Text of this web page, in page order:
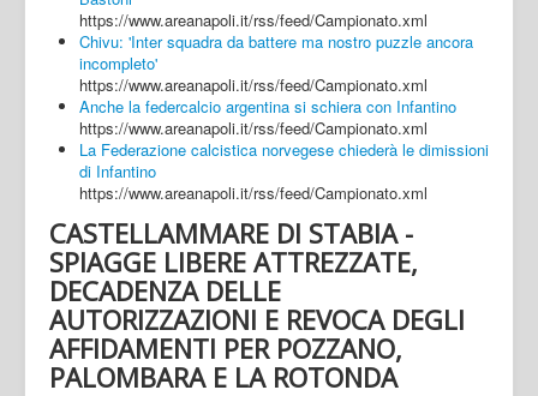
https://www.areanapoli.it/rss/feed/Campionato.xml
Chivu: 'Inter squadra da battere ma nostro puzzle ancora
incompleto'
https://www.areanapoli.it/rss/feed/Campionato.xml
Anche la federcalcio argentina si schiera con Infantino
https://www.areanapoli.it/rss/feed/Campionato.xml
La Federazione calcistica norvegese chiederà le dimissioni
di Infantino
https://www.areanapoli.it/rss/feed/Campionato.xml
CASTELLAMMARE DI STABIA -
SPIAGGE LIBERE ATTREZZATE,
DECADENZA DELLE
AUTORIZZAZIONI E REVOCA DEGLI
AFFIDAMENTI PER POZZANO,
PALOMBARA E LA ROTONDA